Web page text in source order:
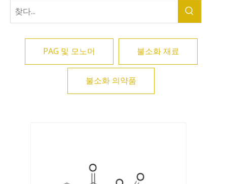
PAG 및 모노머 불소화 재료
불소화 의약품